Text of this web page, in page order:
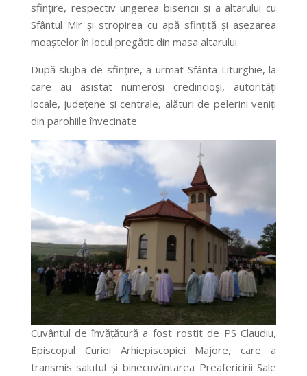
sfințire, respectiv ungerea bisericii și a altarului cu
Sfântul Mir și stropirea cu apă sfințită și așezarea
moaștelor în locul pregătit din masa altarului.
După slujba de sfințire, a urmat Sfânta Liturghie, la
care au asistat numeroși credincioși, autorități
locale, județene și centrale, alături de pelerini veniți
din parohiile învecinate.
Cuvântul de învățătură a fost rostit de PS Claudiu,
Episcopul Curiei Arhiepiscopiei Majore, care a
transmis salutul și binecuvântarea Preafericirii Sale